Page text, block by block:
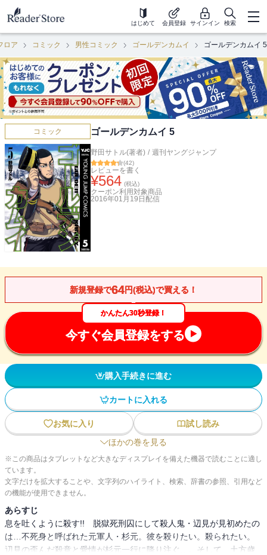
はじめて 会員登録 サインイン 検索
ロア コミック 男性コミック ゴールデンカムイ ゴールデンカムイ 5
コミック ゴールデンカムイ 5
野田サトル(著者) / 週刊ヤングジャンプ
(42)
レビューを書く
¥564 (税込)
クーポン利用対象商品
2016年01月19日 配信
新規登録で64円(税込)で買える！
かんたん30秒登録！
今すぐ会員登録をする
購入手続きに進む
カートに入れる
お気に入り
試し読み
ほかの巻を見る
※この商品はタブレットなど大きなディスプレイを備えた機器で読むことに適し
ています。
文字だけを拡大することや、文字列のハイライト、検索、辞書の参照、引用など
の機能が使用できません。
あらすじ
息を吐くように殺す!! 脱獄死刑囚にして殺人鬼・辺見が見初めたの
は…不死身と呼ばれた元軍人・杉元。彼を殺りたい。殺られたい。
辺見の歪んだ殺意と愛情が杉元一行に降り注ぐ…。そして、土方歳